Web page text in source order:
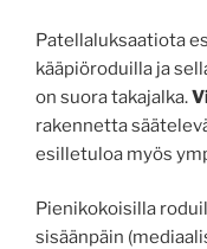
Patellaluksaatiota
kääpiöroduilla ja
on suora takajalka.
rakennetta
esilletuloa myös
Pienikokoisilla
sisäänpäin